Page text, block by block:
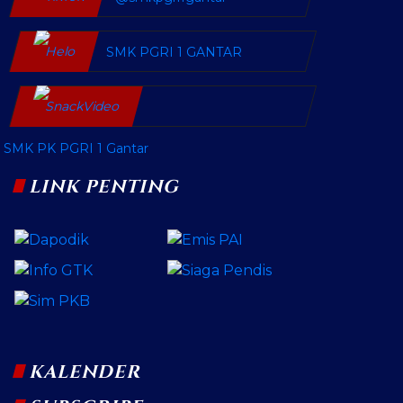
SMK PGRI 1 GANTAR
SMK PK PGRI 1 Gantar
LINK PENTING
KALENDER